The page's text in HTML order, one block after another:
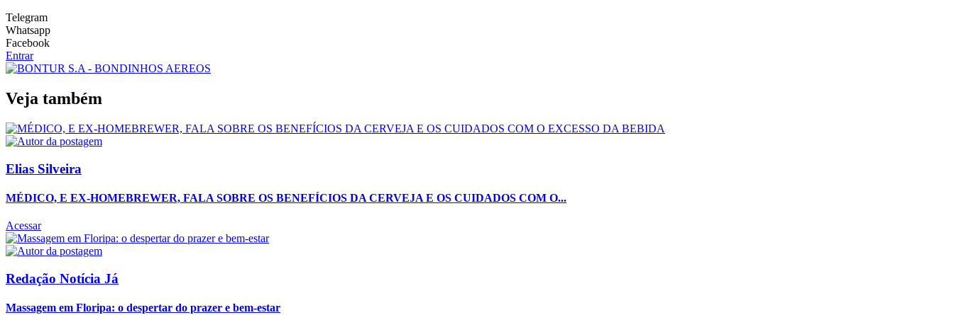
Telegram
Whatsapp
Facebook
Entrar
Veja também
Elias Silveira
MÉDICO, E EX-HOMEBREWER, FALA SOBRE OS BENEFÍCIOS DA CERVEJA E OS CUIDADOS COM O...
Acessar
Redação Notícia Já
Massagem em Floripa: o despertar do prazer e bem-estar